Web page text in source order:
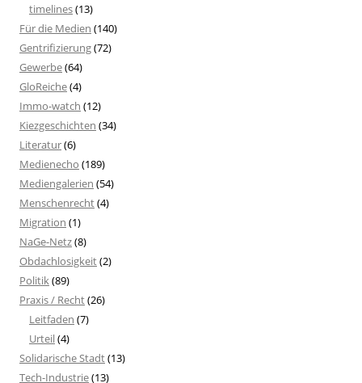
timelines(13)
Für die Medien (140)
Gentrifizierung(72)
Gewerbe(64)
GloReiche(4)
Immo-watch (12)
Kiezgeschichten (34)
Literatur(6)
Medienecho (189)
Mediengalerien (54)
Menschenrecht(4)
Migration (1)
NaGe-Netz(8)
Obdachlosigkeit(2)
Politik(89)
Praxis / Recht(26)
Leitfaden (7)
Urteil(4)
Solidarische Stadt(13)
Tech-Industrie(13)